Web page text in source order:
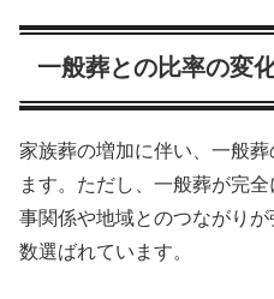
一般葬との比率の変
家族葬の増加に伴い、一般
ます。ただし、一般葬が完
事関係や地域とのつながり
数選ばれています。